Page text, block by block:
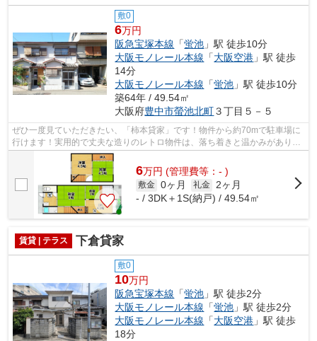
敷0
6万円
阪急宝塚本線 「蛍池 」駅 徒歩10分
大阪モノレール本線 「大阪空港 」駅 徒歩
14分
大阪モノレール本線 「蛍池 」駅 徒歩10分
築64年 / 49.54㎡
大阪府豊中市螢池北町３丁目５－５
ぜひ一度見ていただきたい、「柿本貸家」です！物件から約70mで駐車場に
行けます！実用的で丈夫な造りのレトロ物件は、落ち着きと温かみがありま
す！長屋建てとも呼ばれる、隣家と壁を...
6万円 (管理費等：- )
敷金 0ヶ月 礼金
2ヶ月
- / 3DK＋1S(納戸) / 49.54㎡
賃貸 | テラス 下倉貸家
敷0
10万円
阪急宝塚本線 「蛍池 」駅 徒歩2分
大阪モノレール本線 「蛍池 」駅 徒歩2分
大阪モノレール本線 「大阪空港 」駅 徒歩
18分